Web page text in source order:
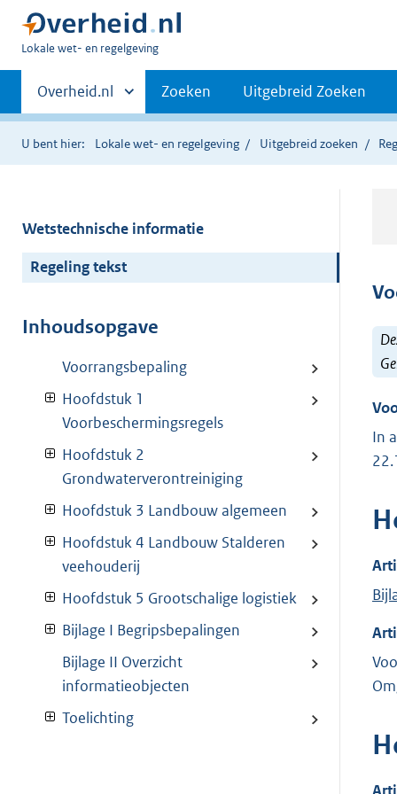
U
hier:
Lokale wet- en regelgeving
Primaire
navigatie
Andere
sites
binnen
Overheid.nl Zoeken Uitgebreid Zoeken
U bent hier: Lokale wet- en regelgeving Uitgebreid zoeken
Wetstechnische informatie
Regeling tekst
Inhoudsopgave
Voorrangsbepaling
Hoofdstuk 1
Voorbeschermingsregels
Hoofdstuk 2
Grondwaterverontreiniging
Hoofdstuk 3 Landbouw algemeen
Hoofdstuk 4 Landbouw Stalderen
veehouderij
Hoofdstuk 5 Grootschalige logistiek
Bijlage I Begripsbepalingen
Bijlage II Overzicht
informatieobjecten
Toelichting
In